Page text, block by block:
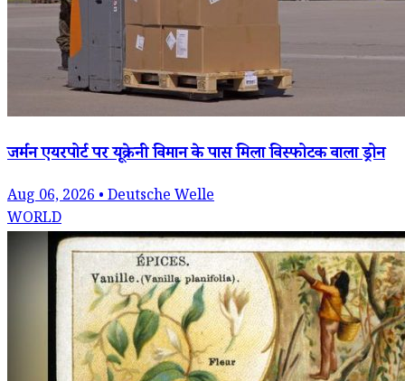
जर्मन एयरपोर्ट पर यूक्रेनी विमान के पास मिला विस्फोटक वाला ड्रोन
Aug 06, 2026 • Deutsche Welle
WORLD